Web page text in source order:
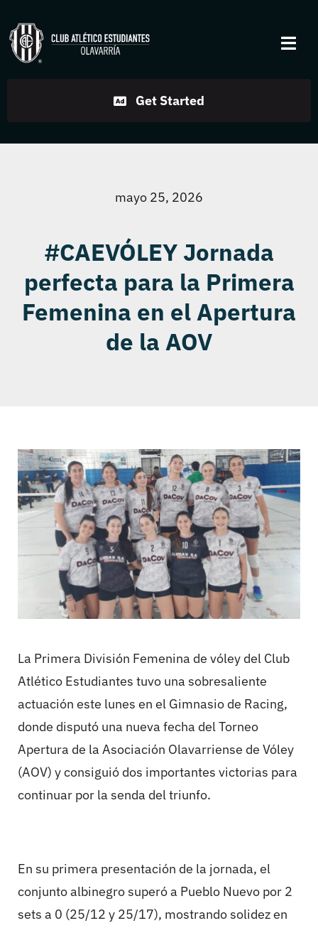
to
content
Disciplinas
Contacto
Get Started
mayo 25, 2026
#CAEVÓLEY Jornada
perfecta para la Primera
Femenina en el Apertura
de la AOV
La Primera División Femenina de vóley del Club
Atlético Estudiantes tuvo una sobresaliente
actuación este lunes en el Gimnasio de Racing,
donde disputó una nueva fecha del Torneo
Apertura de la Asociación Olavarriense de Vóley
(AOV) y consiguió dos importantes victorias para
continuar por la senda del triunfo.
En su primera presentación de la jornada, el
conjunto albinegro superó a Pueblo Nuevo por 2
sets a 0 (25/12 y 25/17), mostrando solidez en